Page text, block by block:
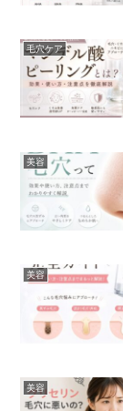
毛穴ケア
美容
美容
美容